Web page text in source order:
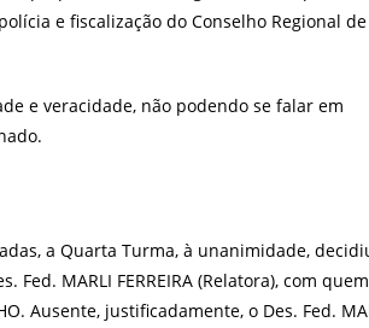
e fiscalização do Conselho Regional de
e veracidade, não podendo se falar em
a Quarta Turma, à unanimidade,
MARLI FERREIRA (Relatora), com quem
Ausente, justificadamente, o Des. Fed.